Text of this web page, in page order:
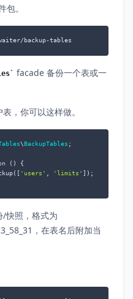
。
backup-tables
facade 备份一个表或一
，你可以这样做。
\BackupTables ;
( )
{
'users' , 'limits'
]);
/快照，格式为
，在表名后附加当